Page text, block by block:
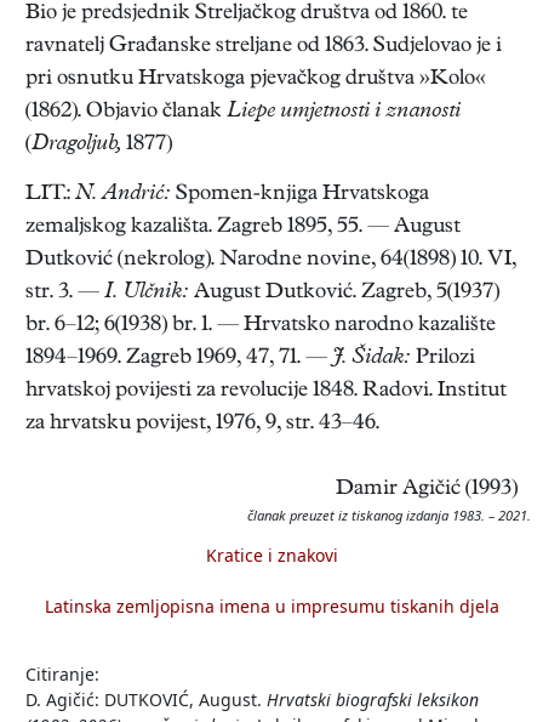
Bio je predsjednik Streljačkog društva od 1860. te
ravnatelj Građanske streljane od 1863. Sudjelovao je i
pri osnutku Hrvatskoga pjevačkog društva »Kolo«
(1862). Objavio članak Liepe umjetnosti i znanosti
(Dragoljub, 1877)
LIT.: N. Andrić: Spomen-knjiga Hrvatskoga
zemaljskog kazališta. Zagreb 1895, 55. — August
Dutković (nekrolog). Narodne novine, 64(1898) 10. VI,
str. 3. — I. Ulčnik: August Dutković. Zagreb, 5(1937)
br. 6–12; 6(1938) br. 1. — Hrvatsko narodno kazalište
1894–1969. Zagreb 1969, 47, 71. — J. Šidak: Prilozi
hrvatskoj povijesti za revolucije 1848. Radovi. Institut
za hrvatsku povijest, 1976, 9, str. 43–46.
Damir Agičić (1993)
članak preuzet iz tiskanog izdanja 1983. – 2021.
Kratice i znakovi
Latinska zemljopisna imena u impresumu tiskanih djela
Citiranje:
D. Agičić: DUTKOVIĆ, August. Hrvatski biografski leksikon